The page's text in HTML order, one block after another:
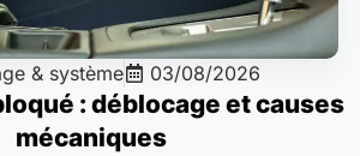
& système 03/08/2026
: déblocage et causes
mécaniques